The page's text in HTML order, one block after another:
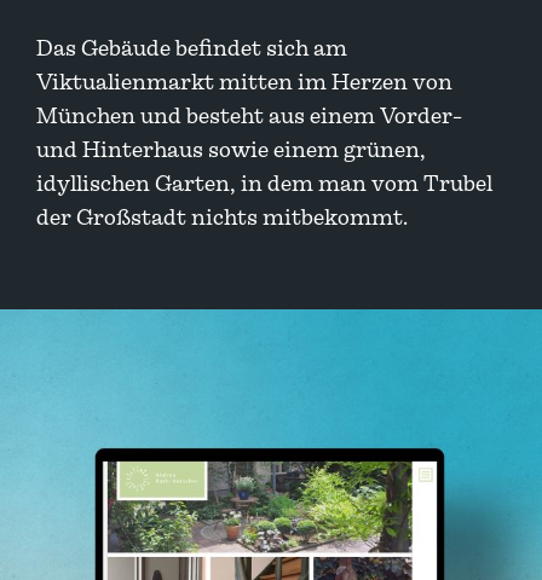
Das Gebäude befindet sich am
Viktualienmarkt mitten im Herzen von
München und besteht aus einem Vorder-
und Hinterhaus sowie einem grünen,
idyllischen Garten, in dem man vom Trubel
der Großstadt nichts mitbekommt.